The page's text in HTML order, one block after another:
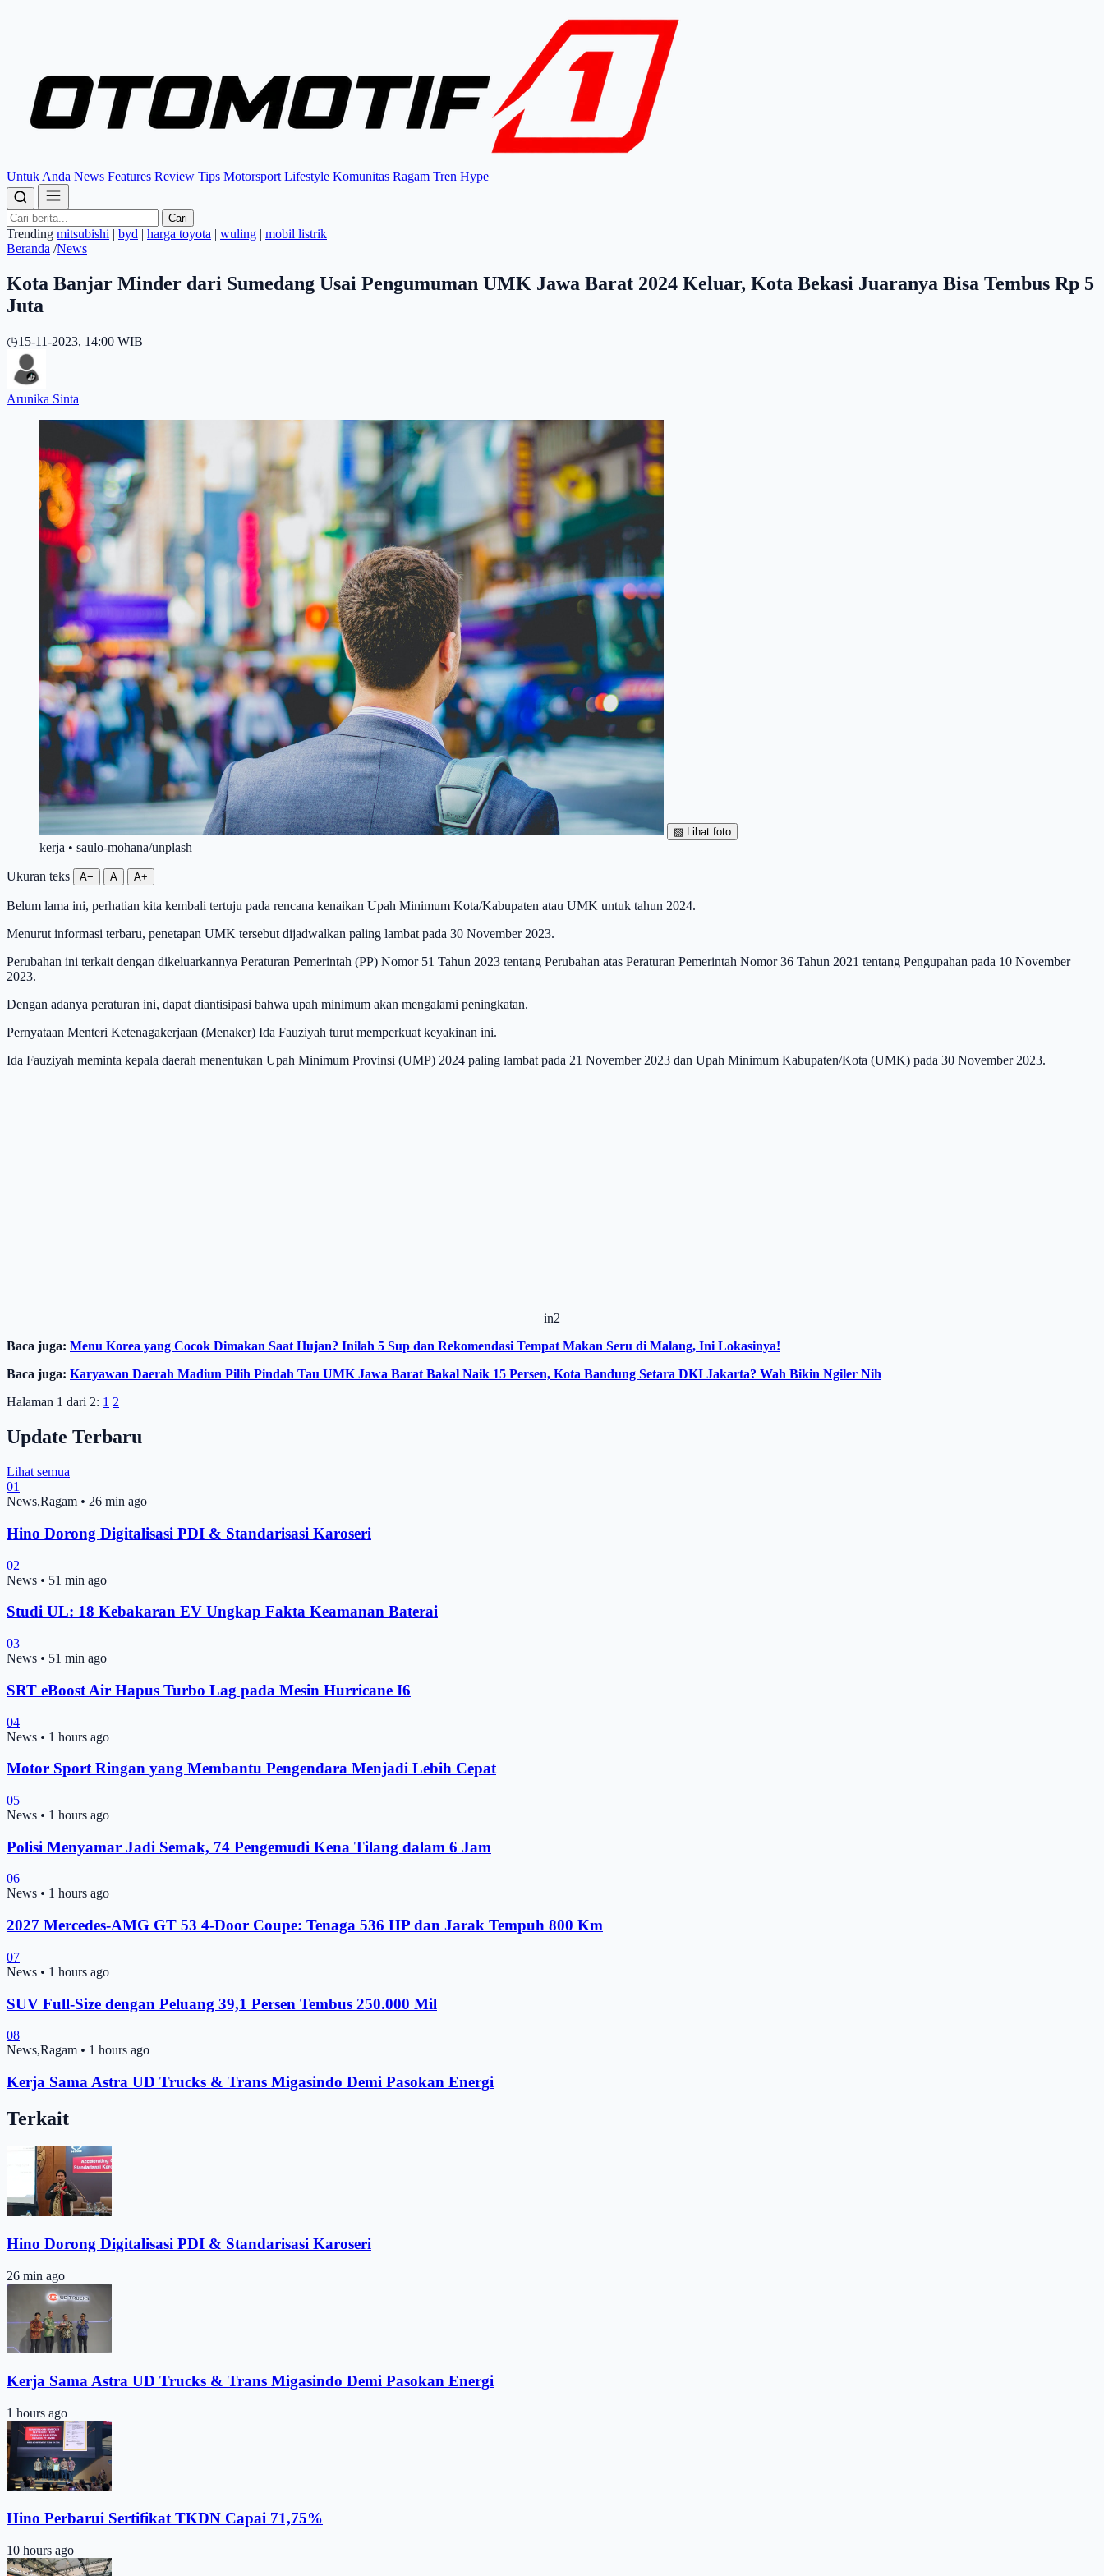
Untuk Anda News Features Review Tips Motorsport Lifestyle Komunitas Ragam Tren Hype
Cari
Trending mitsubishi | byd | harga toyota | wuling | mobil listrik
Beranda /News
Kota Banjar Minder dari Sumedang Usai Pengumuman UMK Jawa Barat 2024 Keluar, Kota Bekasi Juaranya Bisa Tembus Rp 5
Juta
◷15-11-2023, 14:00 WIB
Arunika Sinta
▧ Lihat foto
kerja • saulo-mohana/unplash
Ukuran teks A− A A+
Belum lama ini, perhatian kita kembali tertuju pada rencana kenaikan Upah Minimum Kota/Kabupaten atau UMK untuk tahun 2024.
Menurut informasi terbaru, penetapan UMK tersebut dijadwalkan paling lambat pada 30 November 2023.
Perubahan ini terkait dengan dikeluarkannya Peraturan Pemerintah (PP) Nomor 51 Tahun 2023 tentang Perubahan atas Peraturan Pemerintah Nomor 36 Tahun 2021 tentang Pengupahan pada 10 November
2023.
Dengan adanya peraturan ini, dapat diantisipasi bahwa upah minimum akan mengalami peningkatan.
Pernyataan Menteri Ketenagakerjaan (Menaker) Ida Fauziyah turut memperkuat keyakinan ini.
Ida Fauziyah meminta kepala daerah menentukan Upah Minimum Provinsi (UMP) 2024 paling lambat pada 21 November 2023 dan Upah Minimum Kabupaten/Kota (UMK) pada 30 November 2023.
in2
Baca juga: Menu Korea yang Cocok Dimakan Saat Hujan? Inilah 5 Sup dan Rekomendasi Tempat Makan Seru di Malang, Ini Lokasinya!
Baca juga: Karyawan Daerah Madiun Pilih Pindah Tau UMK Jawa Barat Bakal Naik 15 Persen, Kota Bandung Setara DKI Jakarta? Wah Bikin Ngiler Nih
Halaman 1 dari 2: 1 2
Update Terbaru
Lihat semua
01
News,Ragam • 26 min ago
Hino Dorong Digitalisasi PDI & Standarisasi Karoseri
02
News • 51 min ago
Studi UL: 18 Kebakaran EV Ungkap Fakta Keamanan Baterai
03
News • 51 min ago
SRT eBoost Air Hapus Turbo Lag pada Mesin Hurricane I6
04
News • 1 hours ago
Motor Sport Ringan yang Membantu Pengendara Menjadi Lebih Cepat
05
News • 1 hours ago
Polisi Menyamar Jadi Semak, 74 Pengemudi Kena Tilang dalam 6 Jam
06
News • 1 hours ago
2027 Mercedes-AMG GT 53 4-Door Coupe: Tenaga 536 HP dan Jarak Tempuh 800 Km
07
News • 1 hours ago
SUV Full-Size dengan Peluang 39,1 Persen Tembus 250.000 Mil
08
News,Ragam • 1 hours ago
Kerja Sama Astra UD Trucks & Trans Migasindo Demi Pasokan Energi
Terkait
Hino Dorong Digitalisasi PDI & Standarisasi Karoseri
26 min ago
Kerja Sama Astra UD Trucks & Trans Migasindo Demi Pasokan Energi
1 hours ago
Hino Perbarui Sertifikat TKDN Capai 71,75%
10 hours ago